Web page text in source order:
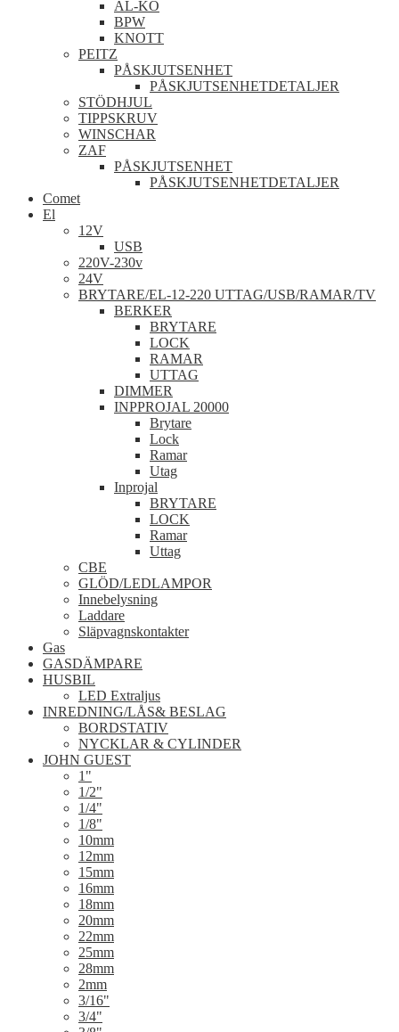
AL-KO
BPW
KNOTT
PEITZ
PÅSKJUTSENHET
PÅSKJUTSENHETDETALJER
STÖDHJUL
TIPPSKRUV
WINSCHAR
ZAF
PÅSKJUTSENHET
PÅSKJUTSENHETDETALJER
Comet
El
12V
USB
220V-230v
24V
BRYTARE/EL-12-220 UTTAG/USB/RAMAR/TV
BERKER
BRYTARE
LOCK
RAMAR
UTTAG
DIMMER
INPPROJAL 20000
Brytare
Lock
Ramar
Utag
Inprojal
BRYTARE
LOCK
Ramar
Uttag
CBE
GLÖD/LEDLAMPOR
Innebelysning
Laddare
Släpvagnskontakter
Gas
GASDÄMPARE
HUSBIL
LED Extraljus
INREDNING/LÅS& BESLAG
BORDSTATIV
NYCKLAR & CYLINDER
JOHN GUEST
1"
1/2"
1/4"
1/8"
10mm
12mm
15mm
16mm
18mm
20mm
22mm
25mm
28mm
2mm
3/16"
3/4"